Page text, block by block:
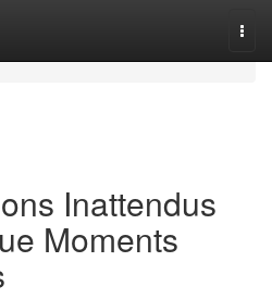
Inattendus
Moments